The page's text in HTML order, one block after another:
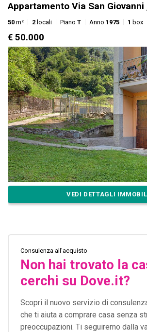
Appartamento Via San Giovanni
50 m² 2 locali Piano T Anno 1975 1 box
€ 50.000
VEDI DETTAGLI
Consulenza all'acquisto
Non hai trovato la
cerchi su Dove.it?
Scopri il nuovo servizio di
che ti aiuta a comprare casa senza
preoccupazioni. Ti seguiremo dalla